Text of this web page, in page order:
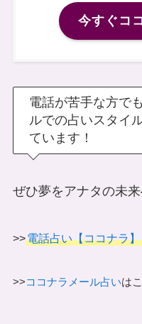
今すぐコ
電話が苦手な方で
ルでの占いスタイ
ています！
ぜひ夢をアナタの未
>>電話占い【ココナラ】
>>ココナラメール占いは